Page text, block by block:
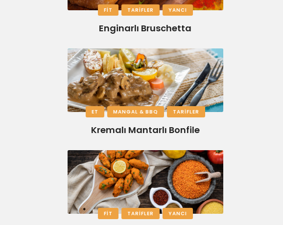
FIT TARIFLER YANCI
Enginarlı Bruschetta
ET MANGAL & BBQ TARIFLER
Kremalı Mantarlı Bonfile
FIT TARIFLER YANCI